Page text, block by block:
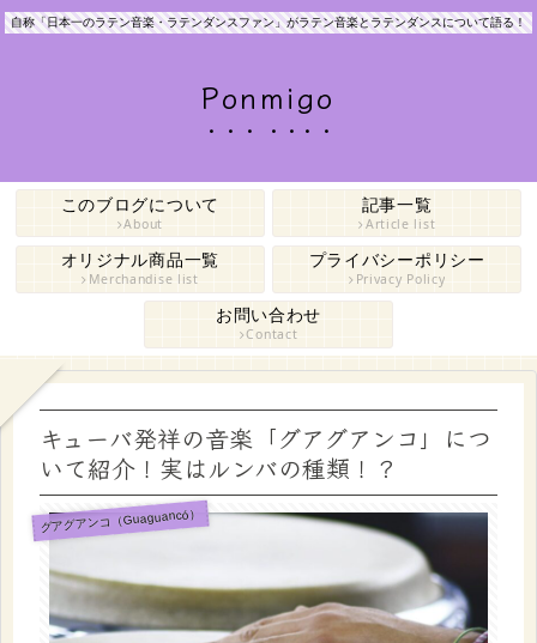
自称「日本一のラテン音楽・ラテンダンスファン」がラテン音楽とラテンダンスについて語る！
Ponmigo
このブログについて
About
記事一覧
Article list
オリジナル商品一覧
Merchandise list
プライバシーポリシー
Privacy Policy
お問い合わせ
Contact
キューバ発祥の音楽「グアグアンコ」につ
いて紹介！実はルンバの種類！？
グアグアンコ（Guaguancó）